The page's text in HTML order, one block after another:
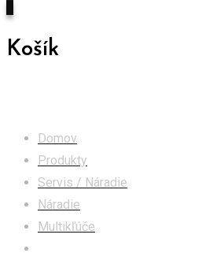
Košík
Domov
Produkty
Servis / Náradie
Náradie
Multikľúče